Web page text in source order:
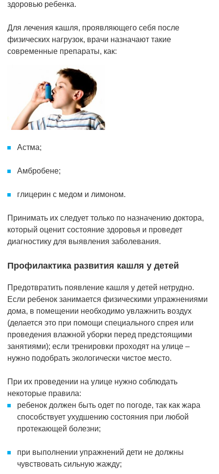
здоровью ребенка.
Для лечения кашля, проявляющего себя после
физических нагрузок, врачи назначают такие
современные препараты, как:
Астма;
Амбробене;
глицерин с медом и лимоном.
Принимать их следует только по назначению доктора,
который оценит состояние здоровья и проведет
диагностику для выявления заболевания.
Профилактика развития кашля у детей
Предотвратить появление кашля у детей нетрудно.
Если ребенок занимается физическими упражнениями
дома, в помещении необходимо увлажнить воздух
(делается это при помощи специального спрея или
проведения влажной уборки перед предстоящими
занятиями); если тренировки проходят на улице –
нужно подобрать экологически чистое место.
При их проведении на улице нужно соблюдать
некоторые правила:
ребенок должен быть одет по погоде, так как жара
способствует ухудшению состояния при любой
протекающей болезни;
при выполнении упражнений дети не должны
чувствовать сильную жажду;